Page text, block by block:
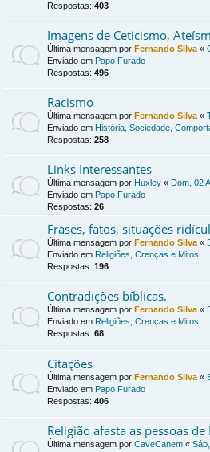
Respostas: 403
Imagens de Ceticismo,
Última mensagem por Fernando Silva «
Enviado em Papo Furado
Respostas: 496
Racismo
Última mensagem por Fernando Silva «
Enviado em História, Sociedade,
Respostas: 258
Links Interessantes
Última mensagem por Huxley « Dom, 02
Enviado em Papo Furado
Respostas: 26
Frases, fatos, situações
Última mensagem por Fernando Silva «
Enviado em Religiões, Crenças e Mitos
Respostas: 196
Contradições bíblicas.
Última mensagem por Fernando Silva«
Enviado em Religiões, Crenças e Mitos
Respostas: 68
Citações
Última mensagem por Fernando Silva «
Enviado em Papo Furado
Respostas: 406
Religião afasta as pessoas de
Última mensagem por CaveCanem «